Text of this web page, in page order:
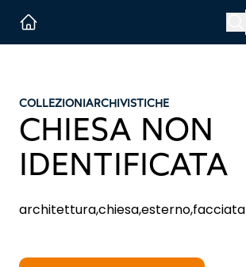
COLLEZIONIARCHIVISTICHE
CHIESA NON
IDENTIFICATA
architettura,chiesa,esterno,facciata